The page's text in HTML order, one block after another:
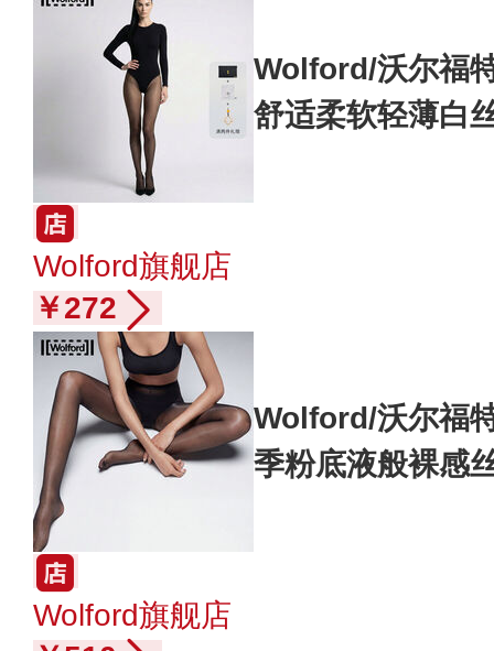
Wolford/沃尔福
舒适柔软轻薄白
Wolford旗舰店
￥272
Wolford/沃尔福
季粉底液般裸感
Wolford旗舰店